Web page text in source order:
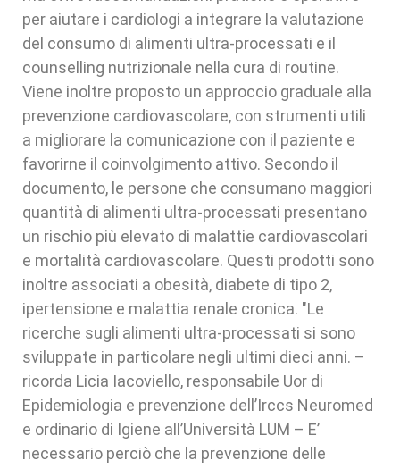
per aiutare i cardiologi a integrare la valutazione
del consumo di alimenti ultra-processati e il
counselling nutrizionale nella cura di routine.
Viene inoltre proposto un approccio graduale alla
prevenzione cardiovascolare, con strumenti utili
a migliorare la comunicazione con il paziente e
favorirne il coinvolgimento attivo. Secondo il
documento, le persone che consumano maggiori
quantità di alimenti ultra-processati presentano
un rischio più elevato di malattie cardiovascolari
e mortalità cardiovascolare. Questi prodotti sono
inoltre associati a obesità, diabete di tipo 2,
ipertensione e malattia renale cronica. "Le
ricerche sugli alimenti ultra-processati si sono
sviluppate in particolare negli ultimi dieci anni. –
ricorda Licia Iacoviello, responsabile Uor di
Epidemiologia e prevenzione dell’Irccs Neuromed
e ordinario di Igiene all’Università LUM – E’
necessario perciò che la prevenzione delle